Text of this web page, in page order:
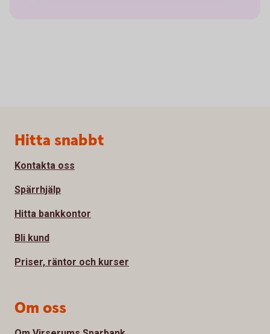
Sidfot
Hitta snabbt
Kontakta oss
Spärrhjälp
Hitta bankkontor
Bli kund
Priser, räntor och kurser
Om oss